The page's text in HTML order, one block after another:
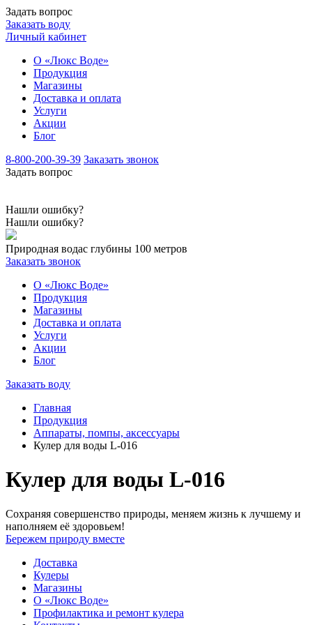
Задать вопрос
Заказать воду
Личный кабинет
О «Люкс Воде»
Продукция
Магазины
Доставка и оплата
Услуги
Акции
Блог
8-800-200-39-39 Заказать звонок
Задать вопрос
Нашли ошибку?
Нашли ошибку?
Природная водас глубины 100 метров
Заказать звонок
О «Люкс Воде»
Продукция
Магазины
Доставка и оплата
Услуги
Акции
Блог
Заказать воду
Главная
Продукция
Аппараты, помпы, аксессуары
Кулер для воды L-016
Кулер для воды L-016
Сохраняя совершенство природы, меняем жизнь к лучшему и
наполняем её здоровьем!
Бережем природу вместе
Доставка
Кулеры
Магазины
О «Люкс Воде»
Профилактика и ремонт кулера